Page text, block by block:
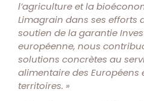
l’agriculture et la
Limagrain dans ses efforts
soutien de la garantie
européenne, nous
solutions concrètes au
alimentaire des Européens
territoires. »